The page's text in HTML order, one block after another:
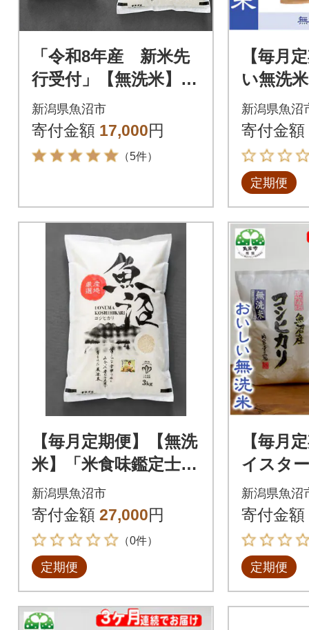
「令和8年産 新米先
行受付」【無洗米】
「米食味鑑定士 厳
選」魚沼産コシヒカ
リ 6kg(3kg×2袋)
新潟県魚沼市
寄付金額 17,000円
（5件）
【毎月
い無洗
米マイ
沼産コ
2.5kg
新潟県魚沼
寄付金額
定期便
【毎月定期便】【無洗
米】「米食味鑑定士
厳選」魚沼産コシヒカ
リ 3kg全3回
新潟県魚沼市
寄付金額 27,000円
（0件）
定期便
【毎月
イスタ
コシヒ
g全6回
新潟県魚沼
寄付金額
定期便